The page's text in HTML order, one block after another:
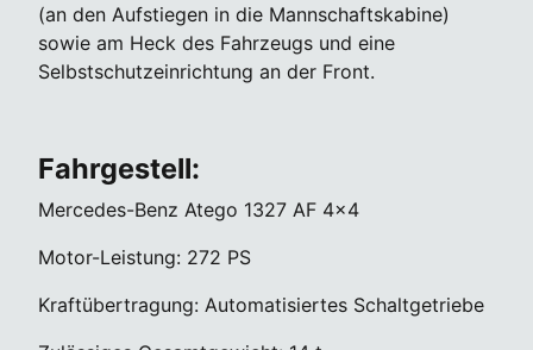
(an den Aufstiegen in die Mannschaftskabine)
sowie am Heck des Fahrzeugs und eine
Selbstschutzeinrichtung an der Front.
Fahrgestell:
Mercedes-Benz Atego 1327 AF 4x4
Motor-Leistung: 272 PS
Kraftübertragung: Automatisiertes Schaltgetriebe